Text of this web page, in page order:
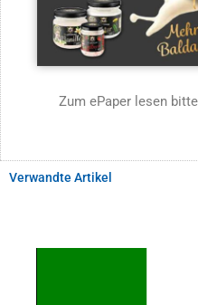
Zum ePaper lesen
Verwandte Artikel